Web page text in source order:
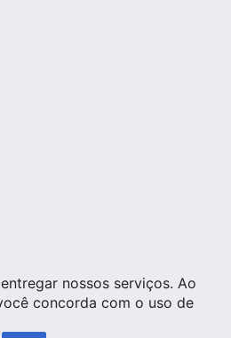
nossos serviços. Ao
concorda com o uso de